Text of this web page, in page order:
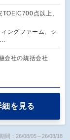
点以上、
ングファーム、シ
…
会社の統括会社
細を見る
間：26/08/05～26/08/18